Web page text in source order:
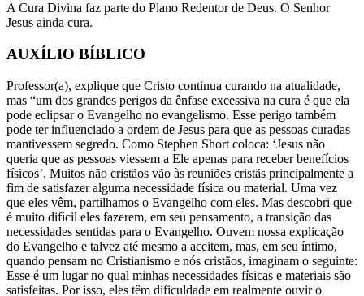
A Cura Divina faz parte do Plano Redentor de Deus. O Senhor
Jesus ainda cura.
AUXÍLIO BÍBLICO
Professor(a), explique que Cristo continua curando na atualidade,
mas “um dos grandes perigos da ênfase excessiva na cura é que ela
pode eclipsar o Evangelho no evangelismo. Esse perigo também
pode ter influenciado a ordem de Jesus para que as pessoas curadas
mantivessem segredo. Como Stephen Short coloca: ‘Jesus não
queria que as pessoas viessem a Ele apenas para receber benefícios
físicos’. Muitos não cristãos vão às reuniões cristãs principalmente a
fim de satisfazer alguma necessidade física ou material. Uma vez
que eles vêm, partilhamos o Evangelho com eles. Mas descobri que
é muito difícil eles fazerem, em seu pensamento, a transição das
necessidades sentidas para o Evangelho. Ouvem nossa explicação
do Evangelho e talvez até mesmo a aceitem, mas, em seu íntimo,
quando pensam no Cristianismo e nós cristãos, imaginam o seguinte:
Esse é um lugar no qual minhas necessidades físicas e materiais são
satisfeitas. Por isso, eles têm dificuldade em realmente ouvir o